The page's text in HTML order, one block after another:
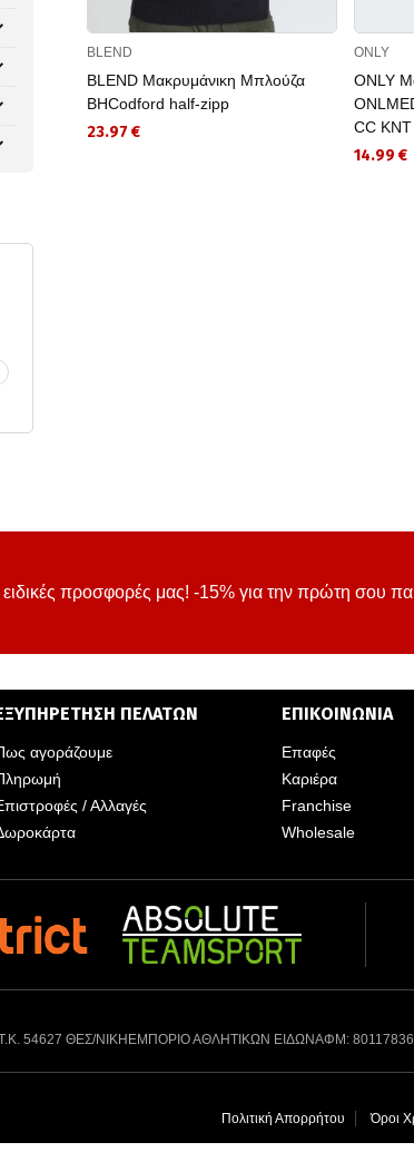
BLEND
BLEND Μακρυμάνικη Μπλούζα
BHCodford half-zipp
23.97 €
ONLY
ONLY
CC KNT
14.99 €
προσφορές μας! -15% για την πρώτη σου
ΠΕΛΑΤΩΝ
αγοράζουμε
/ Αλλαγές
ΕΠΙΚΟΙΝΩΝΙΑ
Επαφές
Καριέρα
Franchise
Wholesale
54627 ΘΕΣ/ΝΙΚΗ ΕΜΠΟΡΙΟ ΑΘΛΗΤΙΚΩΝ ΕΙΔΩΝΑΦΜ:
Πολιτική Απορρήτου Όροι